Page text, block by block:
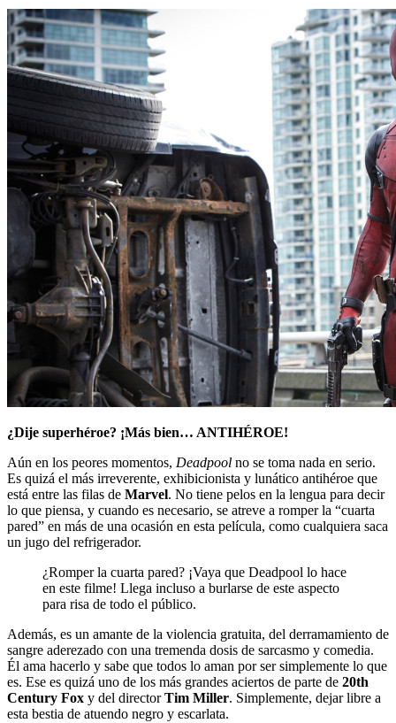
¿Dije superhéroe? ¡Más bien… ANTIHÉROE!
Aún en los peores momentos, Deadpool no se toma nada en serio.
Es quizá el más irreverente, exhibicionista y lunático antihéroe que
está entre las filas de Marvel. No tiene pelos en la lengua para decir
lo que piensa, y cuando es necesario, se atreve a romper la “cuarta
pared” en más de una ocasión en esta película, como cualquiera saca
un jugo del refrigerador.
¿Romper la cuarta pared? ¡Vaya que Deadpool lo hace
en este filme! Llega incluso a burlarse de este aspecto
para risa de todo el público.
Además, es un amante de la violencia gratuita, del derramamiento de
sangre aderezado con una tremenda dosis de sarcasmo y comedia.
Él ama hacerlo y sabe que todos lo aman por ser simplemente lo que
es. Ese es quizá uno de los más grandes aciertos de parte de 20th
Century Fox y del directorTim Miller. Simplemente, dejar libre a
esta bestia de atuendo negro y escarlata.